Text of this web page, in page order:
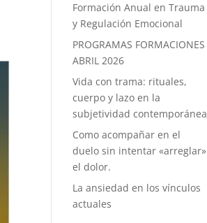
Formación Anual en Trauma
y Regulación Emocional
PROGRAMAS FORMACIONES
ABRIL 2026
Vida con trama: rituales,
cuerpo y lazo en la
subjetividad contemporánea
Como acompañar en el
duelo sin intentar «arreglar»
el dolor.
La ansiedad en los vínculos
actuales